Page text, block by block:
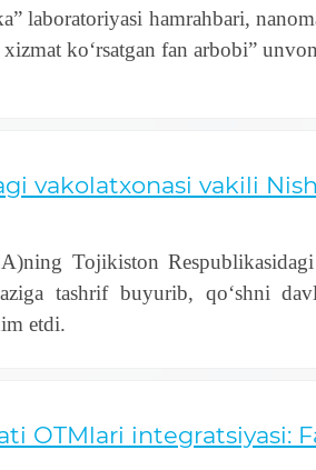
laboratoriyasi hamrahbari,
ko‘rsatgan fan arbobi”
vakolatxonasi vakili
Tojikiston
tashrif buyurib, qo‘shni
etdi.
OTMlari integratsiyasi: